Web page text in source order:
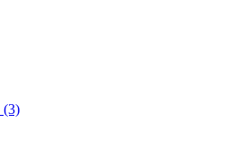
(3)